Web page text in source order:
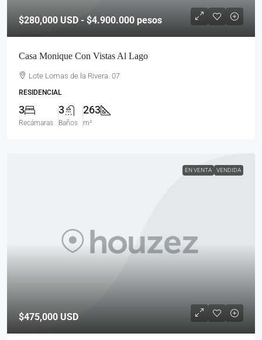
$280,000 USD - $4.900.000 pesos
Casa Monique Con Vistas Al Lago
Lote Lomas de la Rivera. 07
RESIDENCIAL
3
Recámaras
3
Baños
263
m²
EN VENTA VENDIDA
$475,000 USD